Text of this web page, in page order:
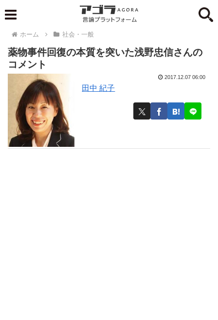
ホーム 社会・一般
薬物事件回復の本質を突いた浅野忠信さんの
コメント
田中 紀子
2017.12.07 06:00